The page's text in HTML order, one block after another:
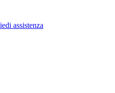
assistenza